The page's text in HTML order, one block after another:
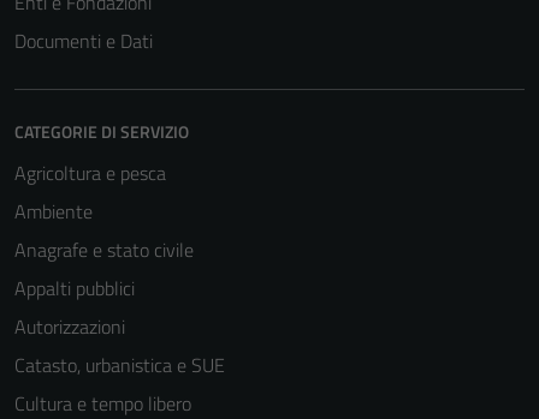
Documenti e Dati
CATEGORIE DI SERVIZIO
Agricoltura e pesca
Ambiente
Anagrafe e stato civile
Appalti pubblici
Autorizzazioni
Catasto, urbanistica e SUE
Cultura e tempo libero